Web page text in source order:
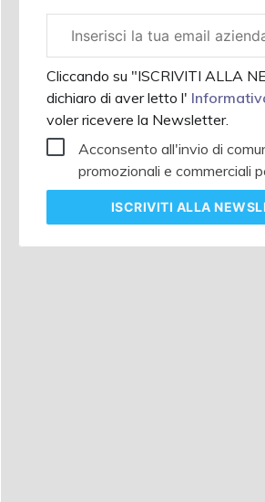
aziendale
Cliccando su "ISCRIVITI ALLA
dichiaro di aver letto l'
voler ricevere la Newsletter.
Acconsento all'invio di
promozionali e commerciali
ISCRIVITI ALLA